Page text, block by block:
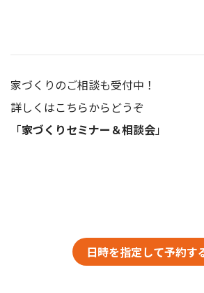
家づくりのご相談も受付中！
詳しくはこちらからどうぞ
「家づくりセミナー＆相談会」
日時を指定して予約す